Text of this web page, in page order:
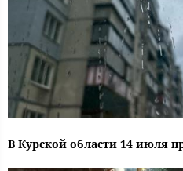
В Курской области 14 июля